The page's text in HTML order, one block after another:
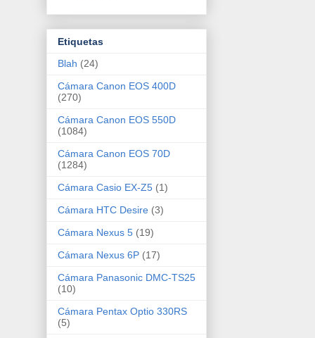
Etiquetas
Blah (24)
Cámara Canon EOS 400D
(270)
Cámara Canon EOS 550D
(1084)
Cámara Canon EOS 70D
(1284)
Cámara Casio EX-Z5 (1)
Cámara HTC Desire (3)
Cámara Nexus 5 (19)
Cámara Nexus 6P (17)
Cámara Panasonic DMC-TS25
(10)
Cámara Pentax Optio 330RS
(5)